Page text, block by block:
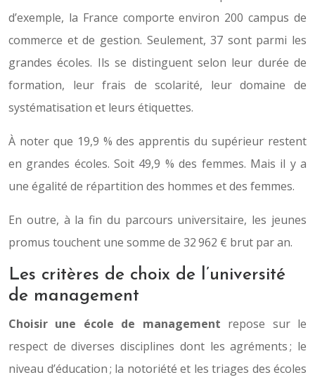
d’exemple, la France comporte environ 200 campus de
commerce et de gestion. Seulement, 37 sont parmi les
grandes écoles. Ils se distinguent selon leur durée de
formation, leur frais de scolarité, leur domaine de
systématisation et leurs étiquettes.
À noter que 19,9 % des apprentis du supérieur restent
en grandes écoles. Soit 49,9 % des femmes. Mais il y a
une égalité de répartition des hommes et des femmes.
En outre, à la fin du parcours universitaire, les jeunes
promus touchent une somme de 32 962 € brut par an.
Les critères de choix de l’université
de management
Choisir une école de management repose sur le
respect de diverses disciplines dont les agréments ; le
niveau d’éducation ; la notoriété et les triages des écoles